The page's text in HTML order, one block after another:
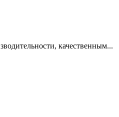
качественным...